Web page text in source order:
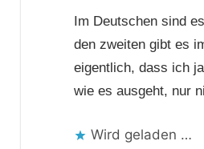
Im Deutschen sind
den zweiten gibt es
eigentlich, dass ich
wie es ausgeht, nur
Wird geladen …